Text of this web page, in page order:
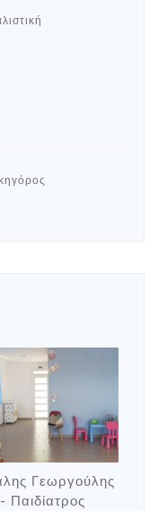
Γεωργούλης
- Παιδίατρος